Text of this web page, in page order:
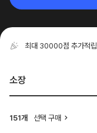
최대 30000점 추가적립
소장
151개 선택 구매